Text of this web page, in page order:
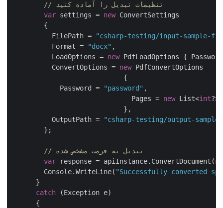
// تنظیمات تبدیل را آماده کنید
var settings = new ConvertSettings
        {
          FilePath =
"csharp-testing/input-sample-
          Format =
"docx" ,
          LoadOptions =
new PdfLoadOptions {
          ConvertOptions =
new PdfConvertOptions
            Password =
"password" ,
			      Pages =
new List<int?>
          OutputPath =
"csharp-testing/output-
        };
// تبدیل به فرمت مشخص شده
var response = apiInstance.ConvertDocument(
        Console.WriteLine(
"Successfully converted
      }
catch (Exception e)
      {